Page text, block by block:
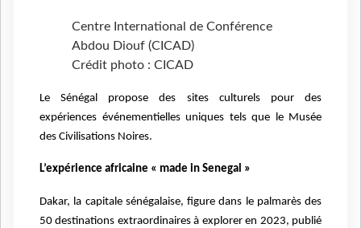
Centre International de Conférence
Abdou Diouf (CICAD)
Crédit photo : CICAD
Le Sénégal propose des sites culturels pour des
expériences événementielles uniques tels que le Musée
des Civilisations Noires.
L’expérience africaine « made in Senegal »
Dakar, la capitale sénégalaise, figure dans le palmarès des
50 destinations extraordinaires à explorer en 2023, publié